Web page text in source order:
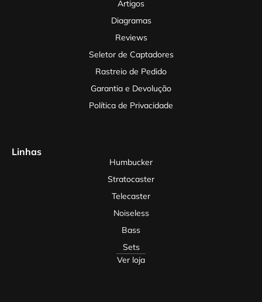
Artigos
Diagramas
Reviews
Seletor de Captadores
Rastreio de Pedido
Garantia e Devolução
Política de Privacidade
Linhas
Humbucker
Stratocaster
Telecaster
Noiseless
Bass
Sets
Ver loja